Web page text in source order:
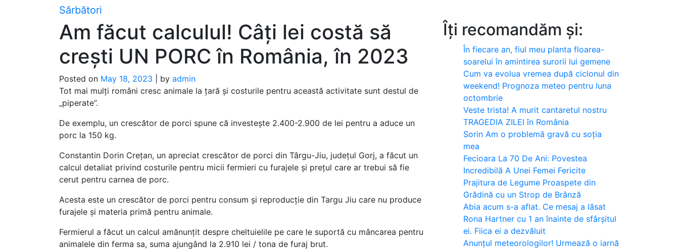
Sărbători
Am făcut calculul! Câți lei costă să
crești UN PORC în România, în 2023
Posted on May 18, 2023 by admin
Tot mai mulți români cresc animale la țară și costurile pentru această activitate sunt destul de
„piperate”.
De exemplu, un crescător de porci spune că investește 2.400-2.900 de lei pentru a aduce un
porc la 150 kg.
Constantin Dorin Crețan, un apreciat crescător de porci din Târgu-Jiu, județul Gorj, a făcut un
calcul detaliat privind costurile pentru micii fermieri cu furajele și prețul care ar trebui să fie
cerut pentru carnea de porc.
Acesta este un crescător de porci pentru consum și reproducție din Targu Jiu care nu produce
furajele și materia primă pentru animale.
Fermierul a făcut un calcul amănunțit despre cheltuielile pe care le suportă cu mâncarea pentru
animalele din ferma sa, suma ajungând la 2.910 lei / tona de furaj brut.
Îți recomandăm și:
În fiecare an, fiul meu planta floarea-
soarelui în amintirea surorii lui gemene
Cum va evolua vremea după ciclonul din
weekend! Prognoza meteo pentru luna
octombrie
Veste trista! A murit cantaretul nostru
TRAGEDIA ZILEI în România
Sorin Am o problemă gravă cu soția
mea
Fecioara La 70 De Ani: Povestea
Incredibilă A Unei Femei Fericite
Prajitura de Legume Proaspete din
Grădină cu un Strop de Brânză
Abia acum s-a aflat. Ce mesaj a lăsat
Rona Hartner cu 1 an înainte de sfârșitul
ei. Fiica ei a dezvăluit
Anunțul meteorologilor! Urmează o iarnă